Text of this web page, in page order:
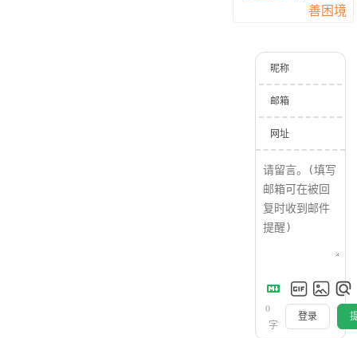
善困境
昵称
邮箱
网址
0
字
登录